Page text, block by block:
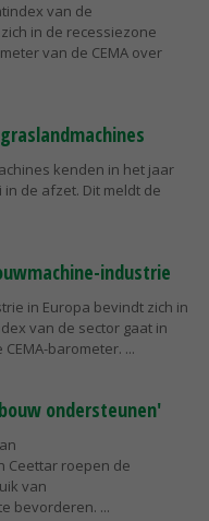
van de
in de recessiezone
van de CEMA over
kenden in het jaar
de afzet. Dit meldt de
industrie
in Europa bevindt zich in
van de sector gaat in
barometer.
ondersteunen'
Ceettar roepen de
van
bevorderen.